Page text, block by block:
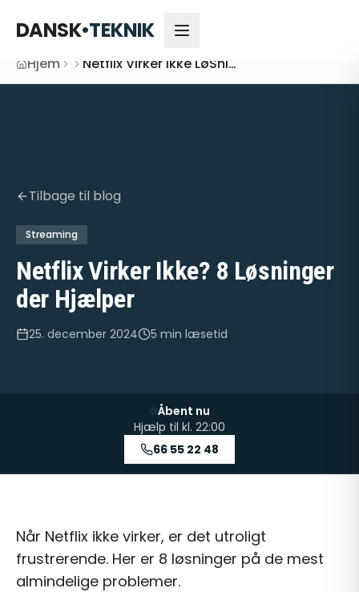
DANSK•TEKNIK
Hjem Netflix Virker Ikke LøSninger
Tilbage til blog
Streaming
Netflix Virker Ikke? 8 Løsninger
der Hjælper
25. december 2024 5 min læsetid
Åbent nu
Hjælp til kl. 22:00
66 55 22 48
Når Netflix ikke virker, er det utroligt
frustrerende. Her er 8 løsninger på de mest
almindelige problemer.